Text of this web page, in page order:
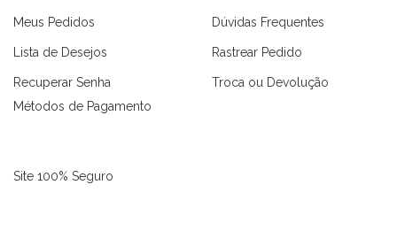
Meus Pedidos
Lista de Desejos
Recuperar Senha
Dúvidas Frequentes
Rastrear Pedido
Troca ou Devolução
Métodos de Pagamento
Site 100% Seguro